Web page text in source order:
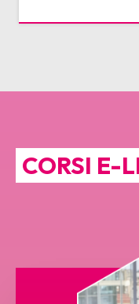
CORSI E-